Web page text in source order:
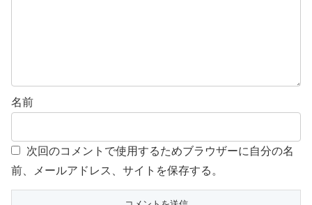
名前
次回のコメントで使用するためブラウザーに自分の名
前、メールアドレス、サイトを保存する。